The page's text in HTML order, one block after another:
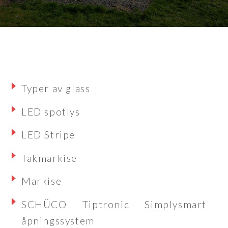
Typer av glass
LED spotlys
LED Stripe
Takmarkise
Markise
SCHÜCO Tiptronic Simplysmart
åpningssystem